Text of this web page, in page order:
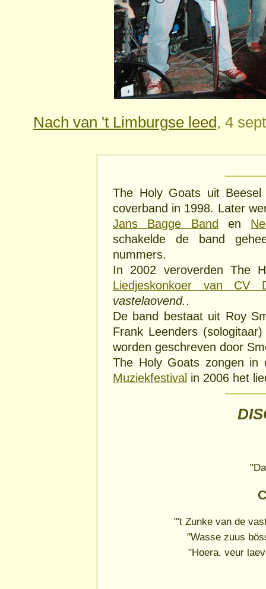
Nach van 't Limburgse leed, 4
The Holy Goats uit
coverband in 1998. Later
Jans Bagge Band en
schakelde de band
nummers.
In 2002 veroverden The
Liedjeskonkoer van CV
vastelaovend..
De band bestaat uit Roy
Frank Leenders
worden geschreven door
The Holy Goats zongen
Muziekfestival in 2006 het
"'t Zunke van de
"Wasse zuus
"Hoera, veur